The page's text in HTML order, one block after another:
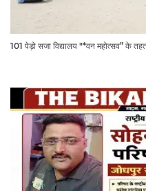
101 पेड़ो सजा विद्यालय "*वन महोत्सव” के